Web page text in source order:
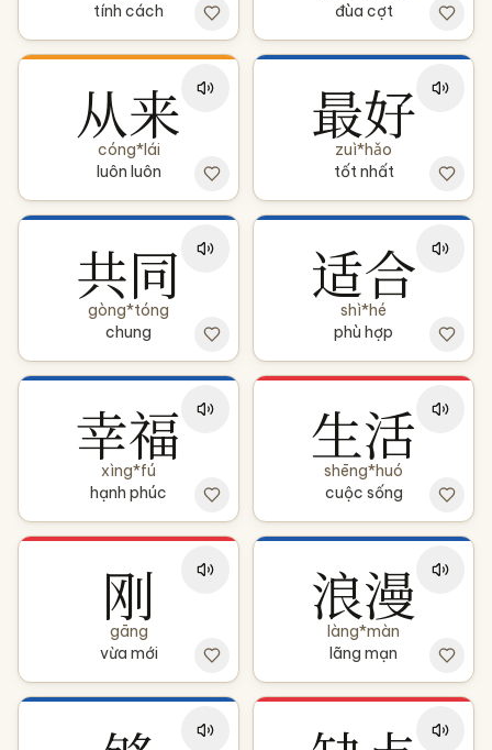
tính cách
đùa cợt
从来
cóng*lái
luôn luôn
最好
zuì*hǎo
tốt nhất
共同
gòng*tóng
chung
适合
shì*hé
phù hợp
幸福
xìng*fú
hạnh phúc
生活
shēng*huó
cuộc sống
刚
gāng
vừa mới
浪漫
làng*màn
lãng mạn